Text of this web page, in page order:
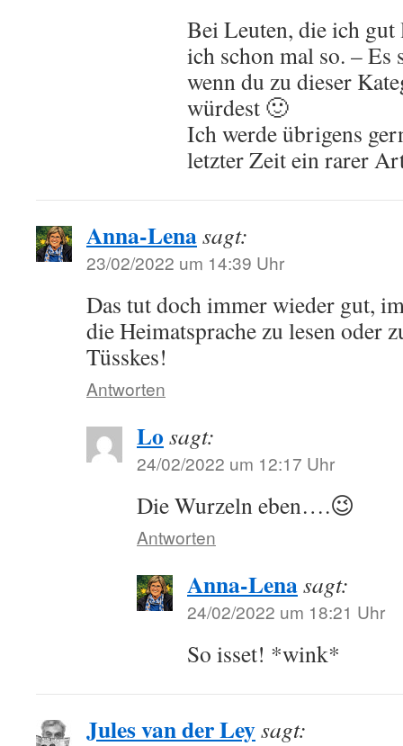
Bei Leuten, die ich gut
ich schon mal so. – Es
wenn du zu dieser
würdest 🙂
Ich werde übrigens
letzter Zeit ein rarer
Anna-Lenasagt:
23/02/2022 um 14:39 Uhr
Das tut doch immer wieder gut,
die Heimatsprache zu lesen oder
Tüsskes!
Antworten
Lo sagt:
24/02/2022 um 12:17 Uhr
Die Wurzeln eben….😉
Antworten
Anna-Lenasagt:
24/02/2022 um 18:21 Uhr
So isset! *wink*
Jules van der Leysagt: